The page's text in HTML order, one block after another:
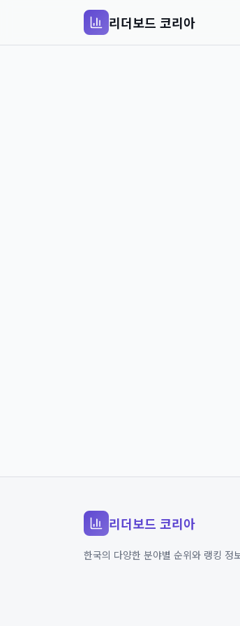
리더보드 코리아
리더보드 코리아
한국의 다양한 분야별 순위와 랭킹 정